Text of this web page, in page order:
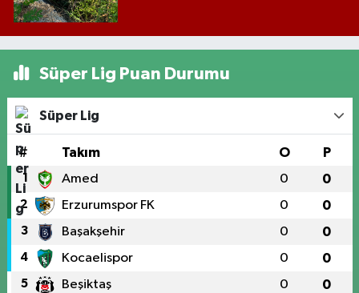
Süper Lig Puan Durumu
Süper Lig
# Takım O P
1 Amed 0 0
2 Erzurumspor FK 0 0
3 Başakşehir 0 0
4 Kocaelispor 0 0
5 Beşiktaş 0 0